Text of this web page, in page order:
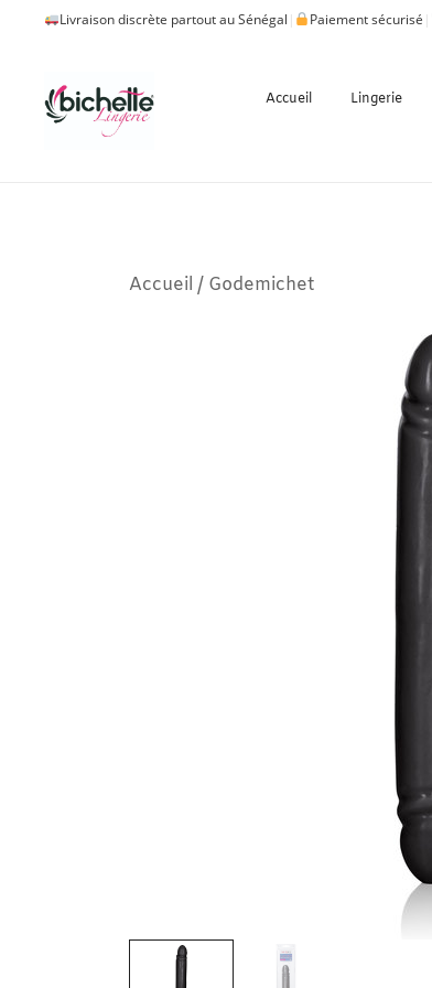
Livraison discrète partout au Sénégal | Paiement sécurisé |
Accueil Lingerie
Accueil / Godemichet